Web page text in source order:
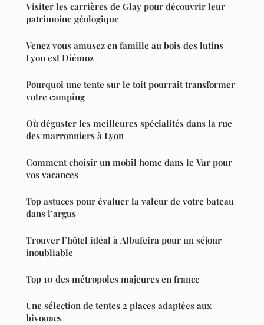
Visiter les carrières de Glay pour découvrir leur
patrimoine géologique
Venez vous amusez en famille au bois des lutins
Lyon est Diémoz
Pourquoi une tente sur le toit pourrait transformer
votre camping
Où déguster les meilleures spécialités dans la rue
des marronniers à Lyon
Comment choisir un mobil home dans le Var pour
vos vacances
Top astuces pour évaluer la valeur de votre bateau
dans l’argus
Trouver l’hôtel idéal à Albufeira pour un séjour
inoubliable
Top 10 des métropoles majeures en france
Une sélection de tentes 2 places adaptées aux
bivouacs